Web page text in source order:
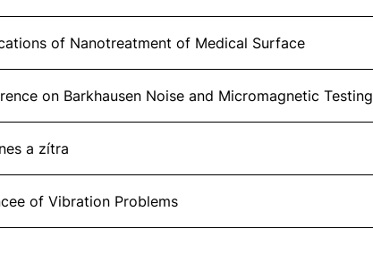
of Nanotreatment of Medical Surface
on Barkhausen Noise and Micromagnetic Testing
a zítra
of Vibration Problems